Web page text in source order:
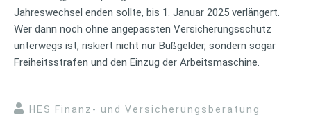
Jahreswechsel enden sollte, bis 1. Januar 2025 verlängert.
Wer dann noch ohne angepassten Versicherungsschutz
unterwegs ist, riskiert nicht nur Bußgelder, sondern sogar
Freiheitsstrafen und den Einzug der Arbeitsmaschine.
HES Finanz- und Versicherungsberatung